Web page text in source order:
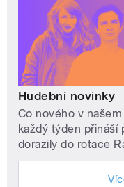
Hudební novinky
Co nového v
každý týden přináší
dorazily do rotace